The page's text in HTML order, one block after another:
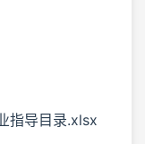
指导目录.xlsx